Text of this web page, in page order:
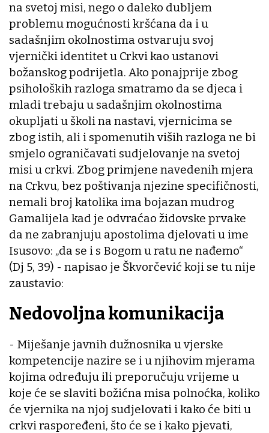
na svetoj misi, nego o daleko dubljem
problemu mogućnosti kršćana da i u
sadašnjim okolnostima ostvaruju svoj
vjernički identitet u Crkvi kao ustanovi
božanskog podrijetla. Ako ponajprije zbog
psiholoških razloga smatramo da se djeca i
mladi trebaju u sadašnjim okolnostima
okupljati u školi na nastavi, vjernicima se
zbog istih, ali i spomenutih viših razloga ne bi
smjelo ograničavati sudjelovanje na svetoj
misi u crkvi. Zbog primjene navedenih mjera
na Crkvu, bez poštivanja njezine specifičnosti,
nemali broj katolika ima bojazan mudrog
Gamalijela kad je odvraćao židovske prvake
da ne zabranjuju apostolima djelovati u ime
Isusovo: „da se i s Bogom u ratu ne nađemo“
(Dj 5, 39) - napisao je Škvorčević koji se tu nije
zaustavio:
Nedovoljna komunikacija
- Miješanje javnih dužnosnika u vjerske
kompetencije nazire se i u njihovim mjerama
kojima određuju ili preporučuju vrijeme u
koje će se slaviti božićna misa polnoćka, koliko
će vjernika na njoj sudjelovati i kako će biti u
crkvi raspoređeni, što će se i kako pjevati,